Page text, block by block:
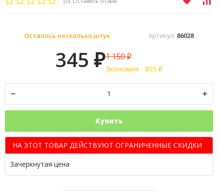
Артикул: 86028
Осталось несколько штук
345 ₽1 150₽
Экономия - 805 ₽
Купить
НА ЭТОТ ТОВАР ДЕЙСТВУЮТ ОГРАНИЧЕННЫЕ СКИДКИ
Зачеркнутая цена